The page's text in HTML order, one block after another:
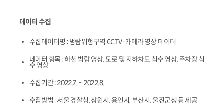
데이터 수집
수집데이터명 : 범람위험구역 CCTV·카메라 영상 데이터
데이터 항목 : 하천 범람 영상, 도로 및 지하차도 침수 영상, 주차장 침
수 영상
수집기간 : 2022.7. ~ 2022.8.
수집방법 : 서울 경찰청, 창원시, 용인시, 부산시, 울진군청 등 제공